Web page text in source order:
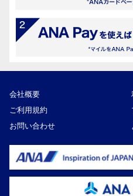
会社概要
ご利用規約
お問い合わせ